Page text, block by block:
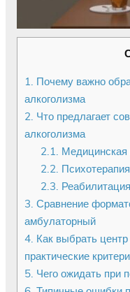
1. Почему важно
алкоголизма
2. Что предлагает
алкоголизма
2.1. Медицинская
2.2.
2.3.
3. Сравнение
амбулаторный
4. Как выбрать
практические
5. Чего ожидать при